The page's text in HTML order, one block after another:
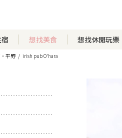
想找美食 想找休閒玩樂
平野 irish pub O'hara